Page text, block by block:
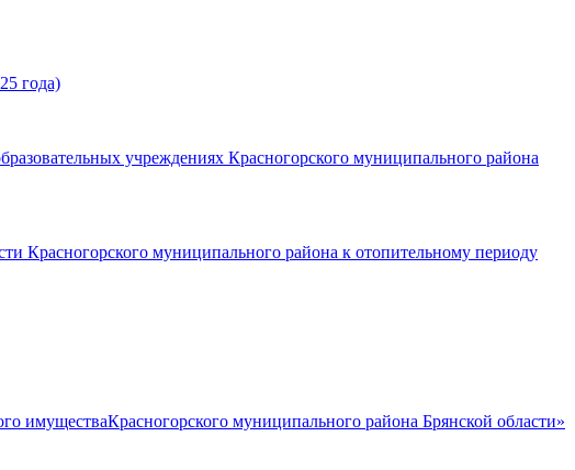
года)
учреждениях Красногорского муниципального района
Красногорского муниципального района к отопительному периоду
муниципального района Брянской области»